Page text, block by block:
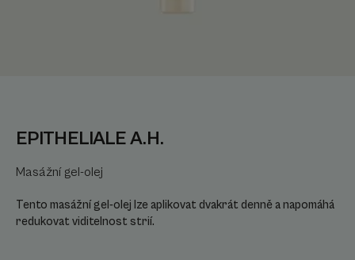
EPITHELIALE A.H.
Masážní gel-olej
Tento masážní gel-olej lze aplikovat dvakrát denně a napomáhá
redukovat viditelnost strií.